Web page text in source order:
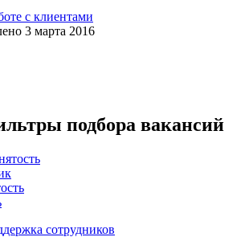
с клиентами
3 марта 2016
подбора вакансий
сотрудников